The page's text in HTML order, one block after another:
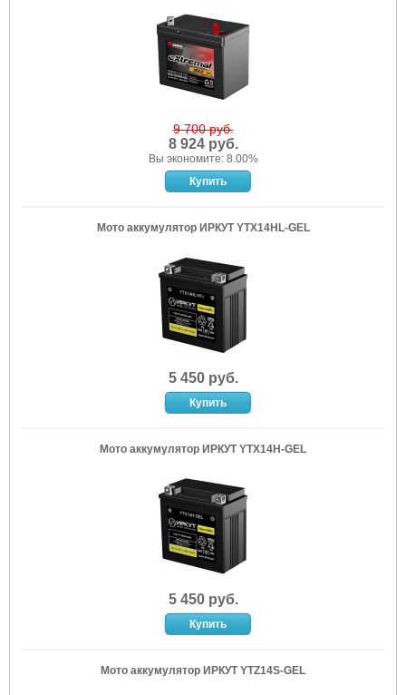
9 700 руб.
8 924 руб.
Вы экономите: 8.00%
Мото аккумулятор ИРКУТ YTX14HL-GEL
5 450 руб.
Мото аккумулятор ИРКУТ YTX14H-GEL
5 450 руб.
Мото аккумулятор ИРКУТ YTZ14S-GEL